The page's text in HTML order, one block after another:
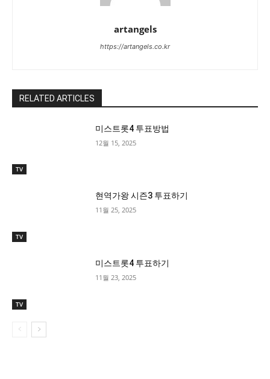
artangels
https://artangels.co.kr
RELATED ARTICLES
TV
미스트롯4 투표방법
12월 15, 2025
TV
현역가왕 시즌3 투표하기
11월 25, 2025
TV
미스트롯4 투표하기
11월 23, 2025